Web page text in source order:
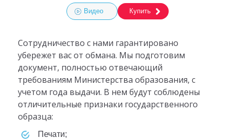
Видео Купить
Сотрудничество с нами гарантировано
убережет вас от обмана. Мы подготовим
документ, полностью отвечающий
требованиям Министерства образования, с
учетом года выдачи. В нем будут соблюдены
отличительные признаки государственного
образца:
печати;